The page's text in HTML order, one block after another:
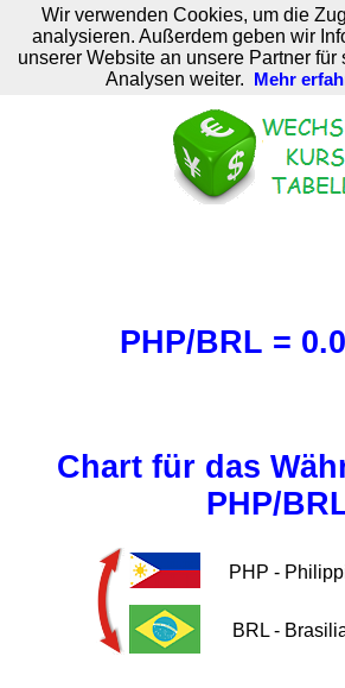
M. Brodski Software
PHP/BRL =
Chart für das
PHP/
PHP -
BRL -
Wir verwenden Cookies, um die
analysieren. Außerdem geben wir
unserer Website an unsere Partner
Analysen weiter.
Mehr